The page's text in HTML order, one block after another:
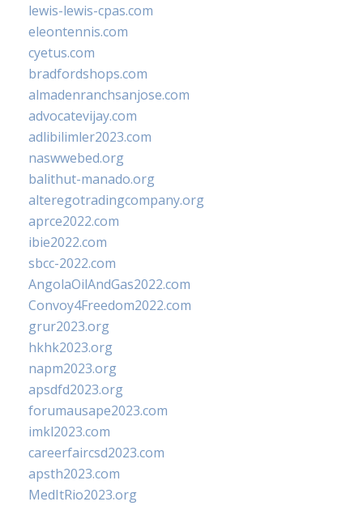
lewis-lewis-cpas.com
eleontennis.com
cyetus.com
bradfordshops.com
almadenranchsanjose.com
advocatevijay.com
adlibilimler2023.com
naswwebed.org
balithut-manado.org
alteregotradingcompany.org
aprce2022.com
ibie2022.com
sbcc-2022.com
AngolaOilAndGas2022.com
Convoy4Freedom2022.com
grur2023.org
hkhk2023.org
napm2023.org
apsdfd2023.org
forumausape2023.com
imkl2023.com
careerfaircsd2023.com
apsth2023.com
MedItRio2023.org